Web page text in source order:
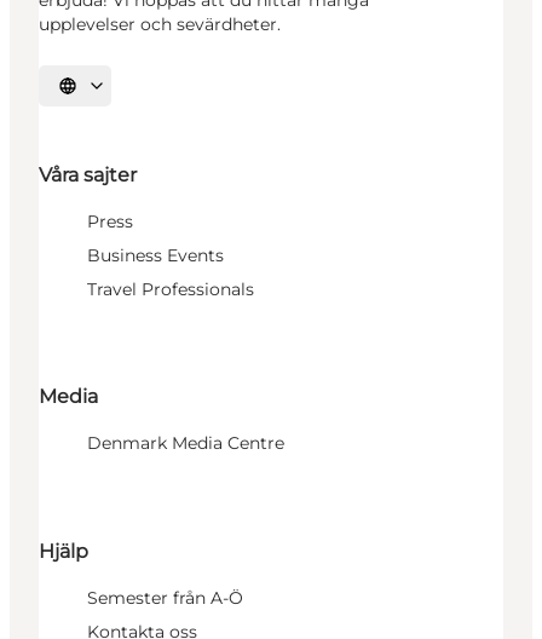
upplevelser och sevärdheter.
Välj språk
Våra sajter
Press
Business Events
Travel Professionals
Media
Denmark Media Centre
Hjälp
Semester från A-Ö
Kontakta oss